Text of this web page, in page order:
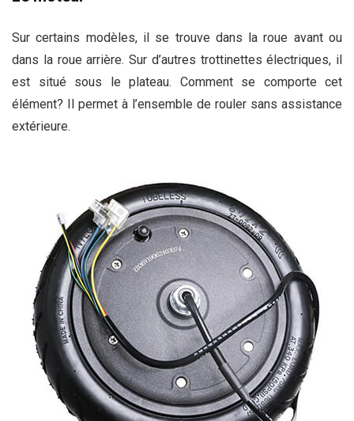
Sur certains modèles, il se trouve dans la roue avant ou
dans la roue arrière. Sur d’autres trottinettes électriques, il
est situé sous le plateau. Comment se comporte cet
élément? Il permet à l’ensemble de rouler sans assistance
extérieure.